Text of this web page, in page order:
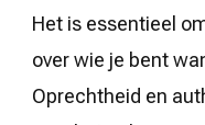
Het is essentieel
over wie je bent
Oprechtheid en